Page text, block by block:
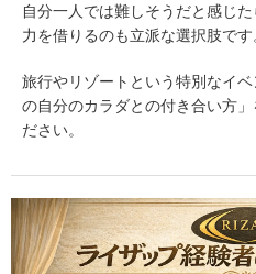
自分一人では難しそうだと感じ
力を借りるのも立派な選択肢です
旅行やリゾートという特別なイ
の自分のカラダとの付き合い方
ださい。